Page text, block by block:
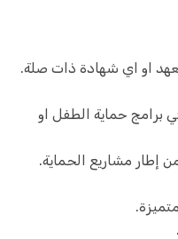
او اي شهادة ذات صلة.
حماية الطفل او
إطار مشاريع الحماية.